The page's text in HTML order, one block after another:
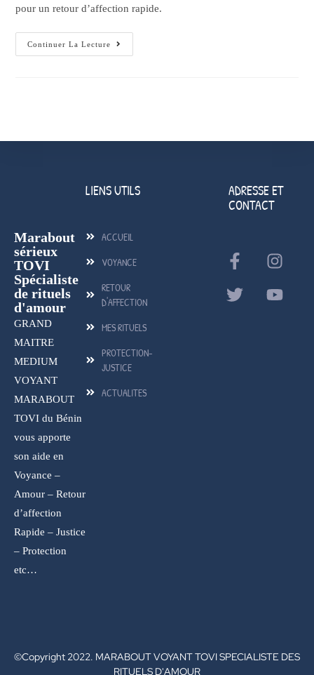
pour un retour d’affection rapide.
Continuer La Lecture
Marabout
sérieux
TOVI
Spécialiste
de rituels
d'amour
GRAND
MAITRE
MEDIUM
VOYANT
MARABOUT
TOVI du Bénin
vous apporte
son aide en
Voyance –
Amour – Retour
d’affection
Rapide – Justice
– Protection
etc…
LIENS UTILS
ACCUEIL
VOYANCE
RETOUR
D'AFFECTION
MES RITUELS
PROTECTION-
JUSTICE
ACTUALITES
ADRESSE ET
CONTACT
©Copyright 2022. MARABOUT VOYANT TOVI SPECIALISTE DES
RITUELS D'AMOUR